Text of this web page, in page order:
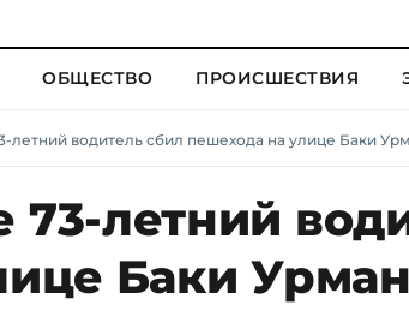
ОБЩЕСТВО ПРОИСШЕСТВИЯ
летний водитель сбил пешехода на улице Баки
летний
Баки